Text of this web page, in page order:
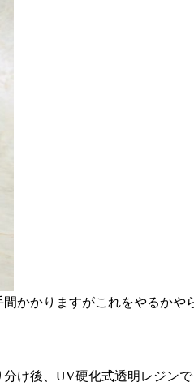
かかりますがこれをやるかや
け後、UV硬化式透明レジンで